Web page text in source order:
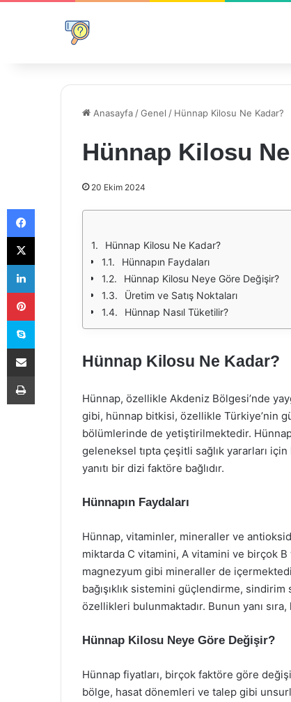
Anasayfa /Genel / Hünnap Kilosu Ne Kadar?
Hünnap Kilosu
20 Ekim 2024
Hünnap Kilosu Ne Kadar?
Hünnapın Faydaları
Hünnap Kilosu Neye Göre Değişir?
Üretim ve Satış Noktaları
Hünnap Nasıl Tüketilir?
Hünnap Kilosu Ne Kadar?
Hünnap, özellikle Akdeniz Bölgesi’nde
gibi, hünnap bitkisi, özellikle Türkiye’nin
bölümlerinde de yetiştirilmektedir. Hünnap
geleneksel tıpta çeşitli sağlık yararları
yanıtı bir dizi faktöre bağlıdır.
Hünnapın Faydaları
Hünnap, vitaminler, mineraller ve
miktarda C vitamini, A vitamini ve birçok B
magnezyum gibi mineraller de
bağışıklık sistemini güçlendirme,
özellikleri bulunmaktadır. Bunun yanı
Hünnap Kilosu Neye Göre Değişir?
Hünnap fiyatları, birçok faktöre göre
bölge, hasat dönemleri ve talep gibi
Facebook
X
LinkedIn
Pinterest
Skype
E-Posta ile paylaş